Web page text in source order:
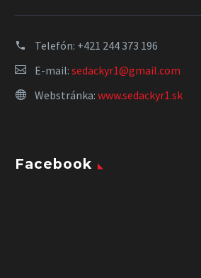
Telefón: +421 244 373 196
E-mail: sedackyr1@gmail.com
Webstránka: www.sedackyr1.sk
Facebook